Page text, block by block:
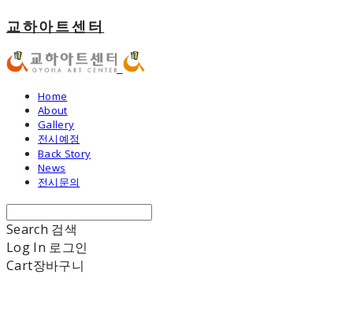
교하아트센터
Home
About
Gallery
전시예정
Back Story
News
전시문의
Search 검색
Log In 로그인
Cart장바구니